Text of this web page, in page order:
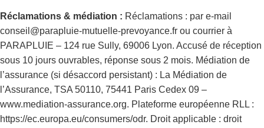
Réclamations & médiation : Réclamations : par e-mail
conseil@parapluie-mutuelle-prevoyance.fr ou courrier à
PARAPLUIE – 124 rue Sully, 69006 Lyon. Accusé de réception
sous 10 jours ouvrables, réponse sous 2 mois. Médiation de
l’assurance (si désaccord persistant) : La Médiation de
l’Assurance, TSA 50110, 75441 Paris Cedex 09 –
www.mediation-assurance.org. Plateforme européenne RLL :
https://ec.europa.eu/consumers/odr. Droit applicable : droit